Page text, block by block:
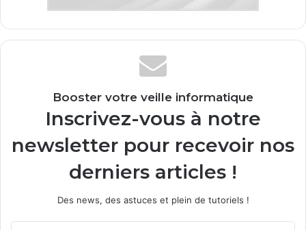
Booster votre veille informatique
Inscrivez-vous à notre
newsletter pour recevoir nos
derniers articles !
Des news, des astuces et plein de tutoriels !